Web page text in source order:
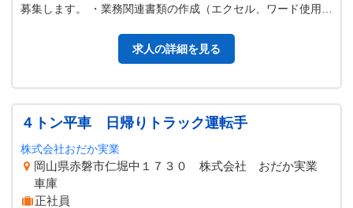
募集します。 ・業務関連書類の作成（エクセル、ワード使用）
求人の詳細を見る
４トン平車 日帰りトラック運転手
株式会社おだか実業
岡山県赤磐市仁堀中１７３０ 株式会社 おだか実業
車庫
正社員